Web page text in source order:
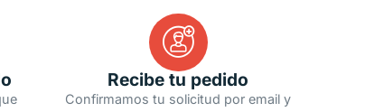
Recibe tu pedido
Confirmamos tu solicitud por email y